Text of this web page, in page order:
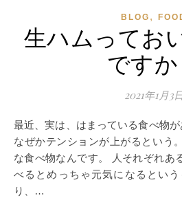
BLOG ,
生ハムってお
ですか
2021年1月3
最近、実は、はまっている食べ物があって、それを食べると
なぜかテンションが上がるという
な食べ物なんです。 人それぞれあ
べるとめっちゃ元気になるとい
り、…